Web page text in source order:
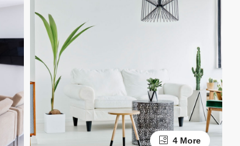
4 More